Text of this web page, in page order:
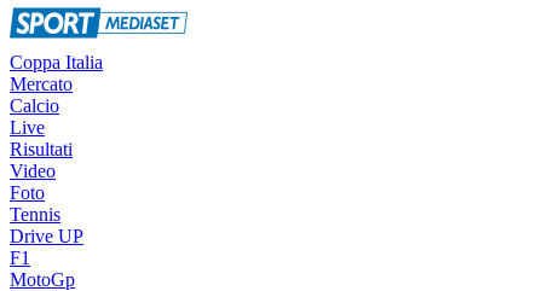
Coppa Italia
Mercato
Calcio
Live
Risultati
Video
Foto
Tennis
Drive UP
F1
MotoGp